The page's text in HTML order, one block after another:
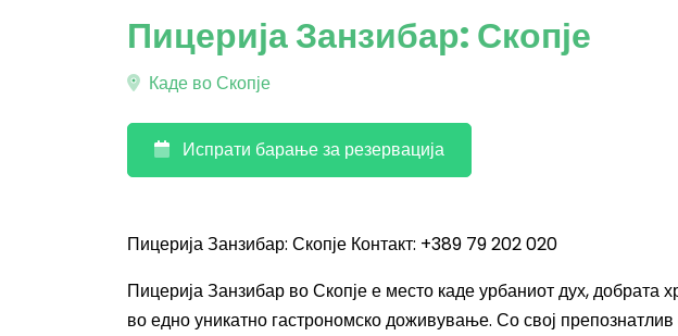
Пицерија Занзибар: Скопје
Каде во Скопје
Испрати барање за резервација
Пицерија Занзибар: Скопје Контакт: +389 79 202 020
Пицерија Занзибар во Скопје е место каде урбаниот дух, добрата
во едно уникатно гастрономско доживување. Со свој